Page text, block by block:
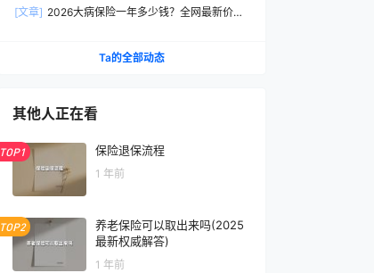
[文章] 2026大病保险一年多少钱？全网最新价格
Ta的全部动态
其他人正在看
TOP1 保险退保流程
1 年前
TOP2
养老保险可以取出来吗(2025
最新权威解答)
1 年前